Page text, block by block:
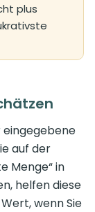
plus
eingegebene
auf der
Menge“ in
helfen diese
wenn Sie